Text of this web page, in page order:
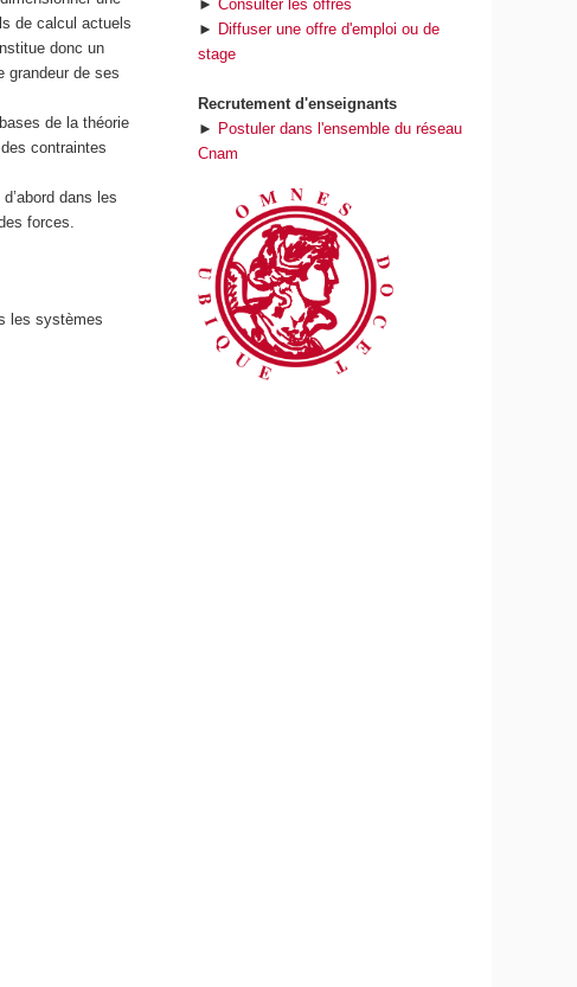
de calcul actuels
donc un
grandeur de ses
de la théorie
contraintes
dans les
forces.
les systèmes
►Consulter les offres
► Diffuser une offre d'emploi ou de
stage
Recrutement d'enseignants
► Postuler dans l'ensemble du réseau
Cnam